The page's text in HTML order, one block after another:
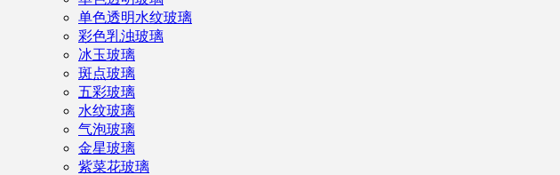
单色透明水纹玻璃
彩色乳浊玻璃
冰玉玻璃
斑点玻璃
五彩玻璃
水纹玻璃
气泡玻璃
金星玻璃
紫菜花玻璃